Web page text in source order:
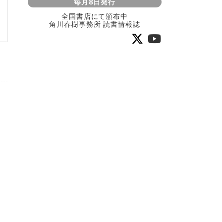
全国書店にて頒布中
角川春樹事務所 読書情報誌